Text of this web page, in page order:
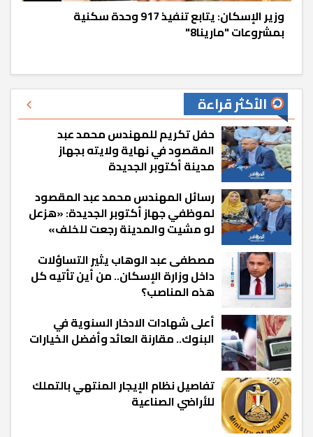
وزير الإسكان: يتابع تنفيذ 917 وحدة سكنية
بمشروعات "مارينا8"
الأكثر قراءة
حفل تكريم للمهندس محمد عبد
المقصود في نهاية ولايته بجهاز
مدينة أكتوبر الجديدة
رسائل المهندس محمد عبد المقصود
لموظفي جهاز أكتوبر الجديدة: «هزعل
لو مشيت والمدينة رجعت للخلف»
مصطفى عبد الوهاب يثير التساؤلات
داخل وزارة الإسكان.. من أين تأتيه كل
هذه المناصب؟
أعلى شهادات الادخار السنوية في
البنوك.. مقارنة العائد وأفضل الخيارات
تفاصيل نظام الإيجار المنتهي بالتملك
للأراضي الصناعية